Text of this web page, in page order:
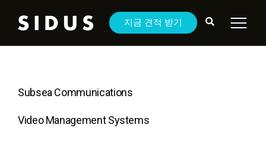
지금 견적 받기
Subsea Communications
Video Management Systems